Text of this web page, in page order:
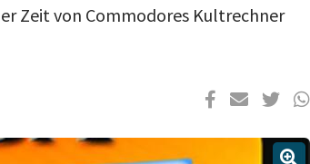
Zeit von Commodores Kultrechner